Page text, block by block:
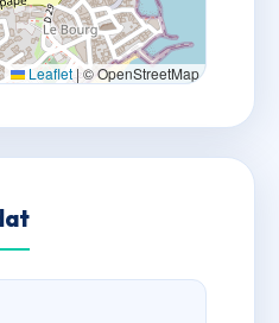
Leaflet |© OpenStreetMap